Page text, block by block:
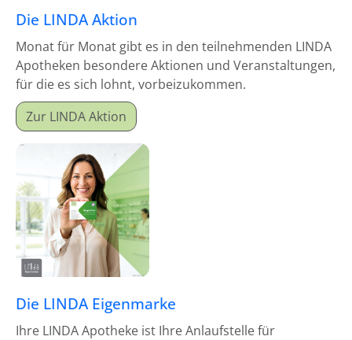
Die LINDA Aktion
Monat für Monat gibt es in den teilnehmenden LINDA
Apotheken besondere Aktionen und Veranstaltungen,
für die es sich lohnt, vorbeizukommen.
Zur LINDA Aktion
Die LINDA Eigenmarke
Ihre LINDA Apotheke ist Ihre Anlaufstelle für